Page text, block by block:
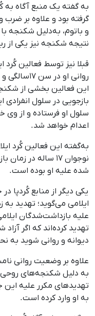
به گفته یک منبع آگاه به
گرفته بود و علاوه بر
و باتوم، به‌دلیل شکنجه
نتیجه شکنجه نیز یکی از
قبلا نیز توسط فعالین
روانی او
این فعالین بخشی از
بازجویی در سلول
سلول او فرستاده و از وی
اعدام خواهد شد.
به‌گفته این فعالین کُرد
نوجوان ۱۷ ساله
شده علیه او بوده است.
یکی دیگر از منابع
ایلامی می‌گوید؛ تهدید
علیه بازداشت‌شدگان
تهدید کرده‌اند که اگر
دیوانه و روانی شوید به
علاوه بر وضعیت روانی
به دلیل شکنجه‌های
تهدیدهای مکرر علیه
به او وارد کرده است.